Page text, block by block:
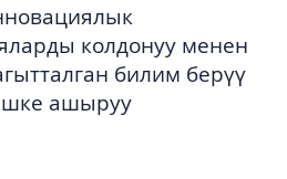
колдонуу менен
билим берүү
ашыруу